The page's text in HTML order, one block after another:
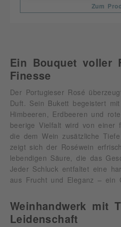
Zum
Ein Bouquet voller
Finesse
Der Portugieser Rosé
Duft. Sein Bukett begeistert
Himbeeren, Erdbeeren und
beerige Vielfalt wird von einer
die dem Wein zusätzliche
zeigt sich der Roséwein
lebendigen Säure, die das
Jeder Schluck entfaltet eine
aus Frucht und Eleganz – ein
Weinhandwerk mit
Leidenschaft